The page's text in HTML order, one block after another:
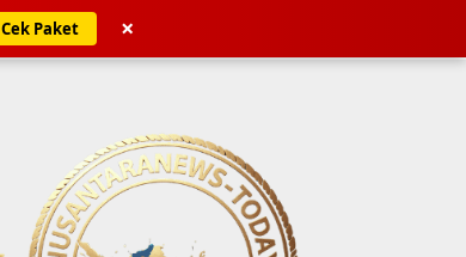
Cek Paket ×